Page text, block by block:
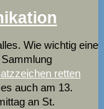
Wie wichtig eine
retten
auch am 13.
an St.